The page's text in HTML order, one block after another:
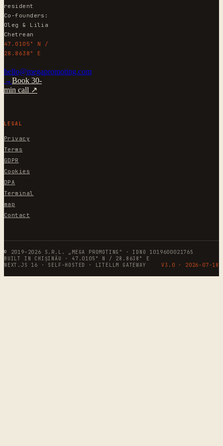
resident
Co-founders:
Oleg & Lilia
Chetrean
47.0105° N /
28.8638° E
hello@megapromoting.com
→Book 30-
min call ↗
LEGAL
Privacy
Terms
GDPR
Cookies
DPA
Terminal
map
Contact
© 2019–2026 S.R.L. „MEGA PROMOTING" · IDNO 1019600021765
BUILT IN CHIȘINĂU · 47.0105° N / 28.8638° E
NEXT.JS 16 · SELF-HOSTED · LITELLM GATEWAY
V3.0 · 2026-07-18